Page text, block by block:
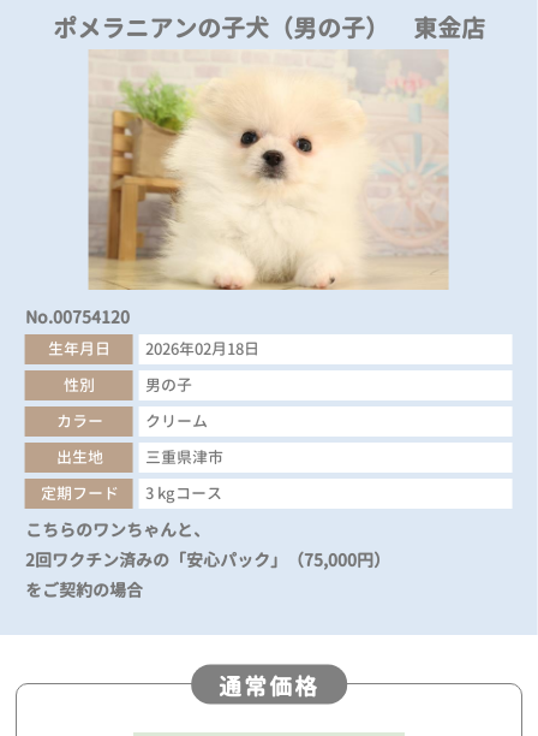
ポメラニアンの子犬（男の子） 東金店
No.00754120
生年月日
2026年02月18日
性別
男の子
カラー
クリーム
出生地
三重県津市
定期フード
3 kgコース
こちらのワンちゃんと、
2回ワクチン済みの「安心パック」（75,000円）
をご契約の場合
通常価格